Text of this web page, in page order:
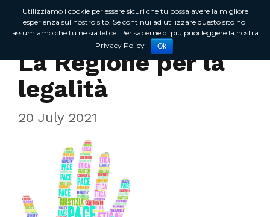
Incontri sul territorio
La Regione per la
legalità
20 July 2021
Utilizziamo i cookie per essere sicuri che tu possa avere la migliore
esperienza sul nostro sito. Se continui ad utilizzare questo sito noi
assumiamo che tu ne sia felice. Per saperne di più puoi leggere la nostra
Privacy Policy
Ok